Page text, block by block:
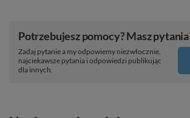
Potrzebujesz pomocy? Masz
Zadaj pytanie a my odpowiemy niezwłocznie,
najciekawsze pytania i odpowiedzi publikując
dla innych.